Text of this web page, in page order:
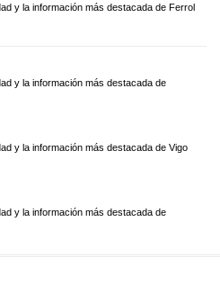
y la información más destacada de Ferrol
y la información más destacada de
y la información más destacada de Vigo
y la información más destacada de